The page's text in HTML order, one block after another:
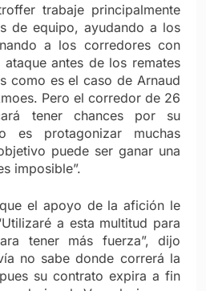
trabaje principalmente
de equipo, ayudando a los
a los corredores con
antes de los remates
como es el caso de Arnaud
Pero el corredor de 26
tener chances por su
es protagonizar muchas
puede ser ganar una
imposible”.
el apoyo de la afición le
a esta multitud para
tener más fuerza”, dijo
no sabe donde correrá la
su contrato expira a fin